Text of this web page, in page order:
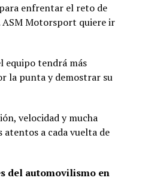
enfrentar el reto de
ASM Motorsport quiere ir
equipo tendrá más
la punta y demostrar su
velocidad y mucha
atentos a cada vuelta de
del automovilismo en